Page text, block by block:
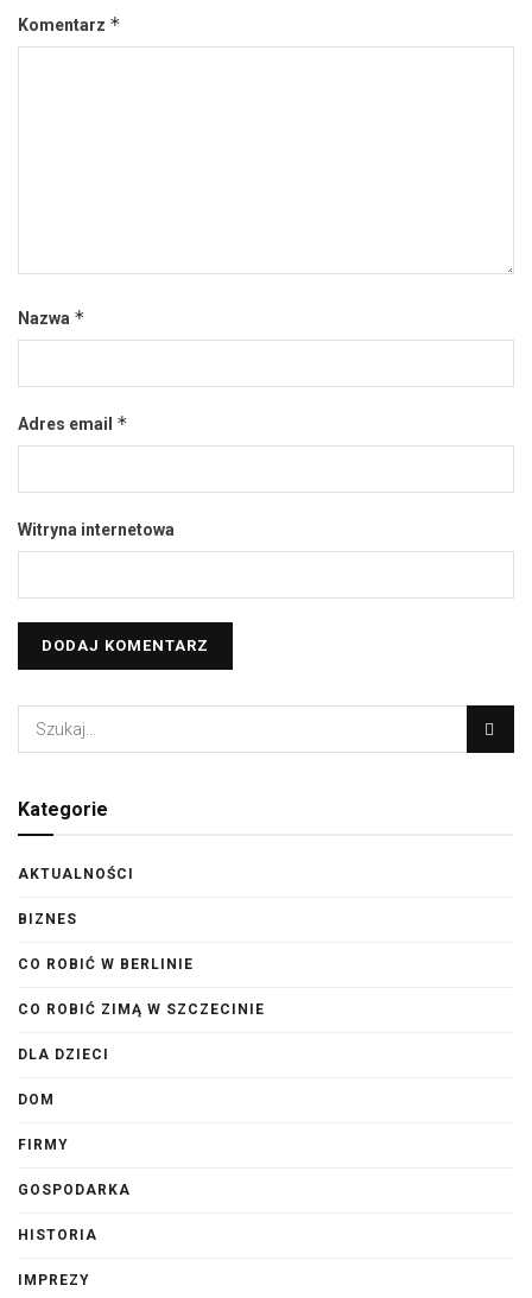
Komentarz *
Nazwa *
Adres email *
Witryna internetowa
Kategorie
AKTUALNOŚCI
BIZNES
CO ROBIĆ W BERLINIE
CO ROBIĆ ZIMĄ W SZCZECINIE
DLA DZIECI
DOM
FIRMY
GOSPODARKA
HISTORIA
IMPREZY